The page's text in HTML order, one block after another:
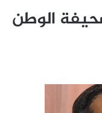
الوطن